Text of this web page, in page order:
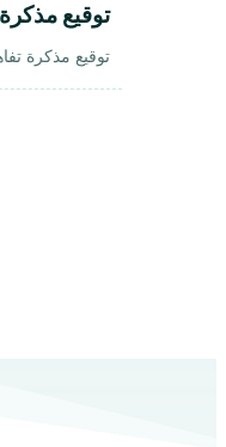
توقيع
توقيع مذكرة